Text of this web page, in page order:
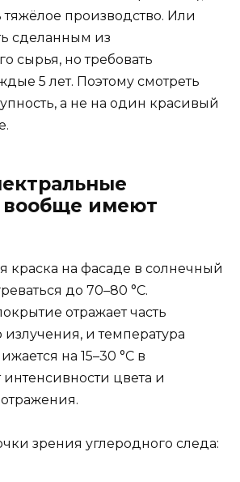
производство. Или
сделанным из
сырья, но требовать
5 лет. Поэтому смотреть
а не на один красивый
вообще имеют
краска на фасаде в солнечный
до 70–80 °C.
отражает часть
и температура
на 15–30 °C в
цвета и
зрения углеродного следа: